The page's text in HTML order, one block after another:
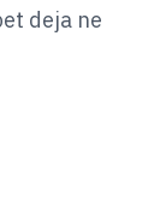
deja ne